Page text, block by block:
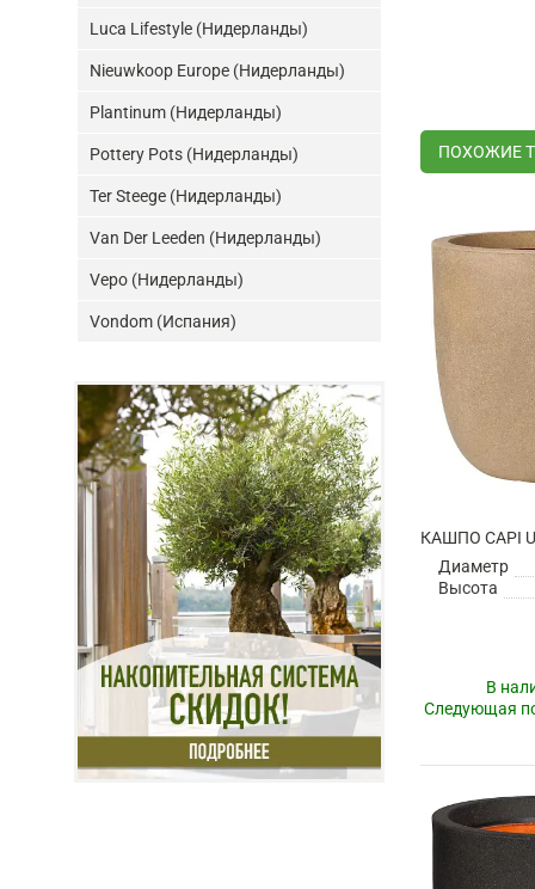
ПОХОЖИЕ
Диаметр
Высота
В
Следующая
Luca Lifestyle (Нидерланды)
Nieuwkoop Europe (Нидерланды)
Plantinum (Нидерланды)
Pottery Pots (Нидерланды)
Ter Steege (Нидерланды)
Van Der Leeden (Нидерланды)
Vepo (Нидерланды)
Vondom (Испания)